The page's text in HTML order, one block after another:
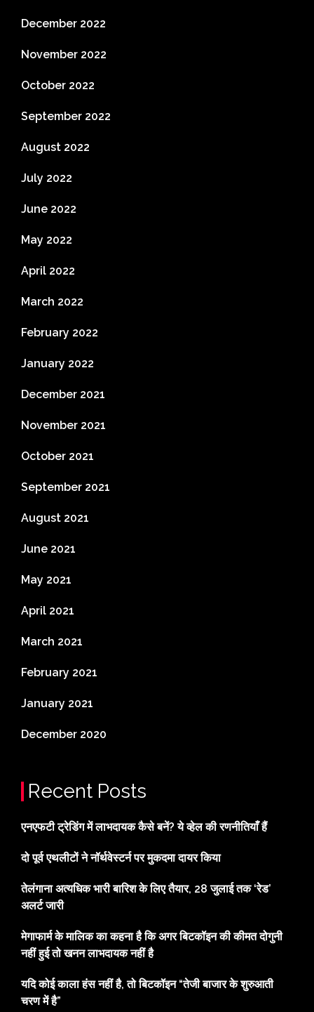
December 2022
November 2022
October 2022
September 2022
August 2022
July 2022
June 2022
May 2022
April 2022
March 2022
February 2022
January 2022
December 2021
November 2021
October 2021
September 2021
August 2021
June 2021
May 2021
April 2021
March 2021
February 2021
January 2021
December 2020
Recent Posts
एनएफटी ट्रेडिंग में लाभदायक कैसे बनें? ये व्हेल की रणनीतियाँ हैं
दो पूर्व एथलीटों ने नॉर्थवेस्टर्न पर मुकदमा दायर किया
तेलंगाना अत्यधिक भारी बारिश के लिए तैयार, 28 जुलाई तक ‘रेड’
अलर्ट जारी
मेगाफार्म के मालिक का कहना है कि अगर बिटकॉइन की कीमत दोगुनी
नहीं हुई तो खनन लाभदायक नहीं है
यदि कोई काला हंस नहीं है, तो बिटकॉइन “तेजी बाजार के शुरुआती
चरण में है”